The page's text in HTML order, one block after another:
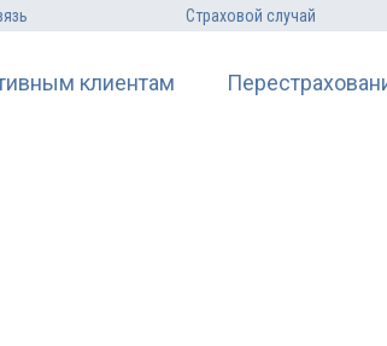
Страховой случай
клиентам